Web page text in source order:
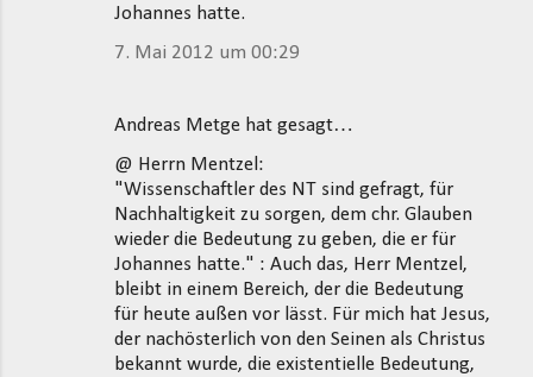
Johannes hatte.
7. Mai 2012 um 00:29
Andreas Metge hat gesagt…
@ Herrn Mentzel:
"Wissenschaftler des NT sind gefragt, für
Nachhaltigkeit zu sorgen, dem chr. Glauben
wieder die Bedeutung zu geben, die er für
Johannes hatte." : Auch das, Herr Mentzel,
bleibt in einem Bereich, der die Bedeutung
für heute außen vor lässt. Für mich hat Jesus,
der nachösterlich von den Seinen als Christus
bekannt wurde, die existentielle Bedeutung,